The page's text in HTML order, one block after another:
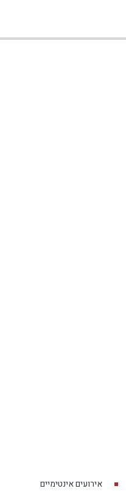
אירועים אינטימיים